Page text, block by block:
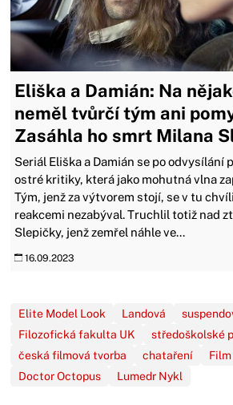
Eliška a Damián: Na
neměl tvůrčí tým ani
Zasáhla ho smrt Milana
Seriál Eliška a Damián se po odvysílání
ostré kritiky, která jako mohutná vlna
Tým, jenž za výtvorem stojí, se v tu
reakcemi nezabýval. Truchlil totiž nad
Slepičky, jenž zemřel náhle ve...
16.09.2023
Elite Model Look Landová
Filozofická fakulta UK
středoškolské
česká filmová tvorba
chataření
Doctor Octopus
Lumedr Nykl